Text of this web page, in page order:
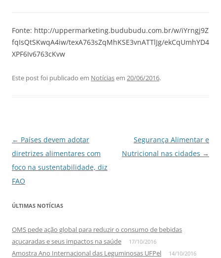
Fonte: http://uppermarketing.budubudu.com.br/w/iYrngj9Z
fqIsQtSKwqA4iw/texA763sZqMhKSE3vnATTlJg/ekCqUmhYD4
XPF6Iv6763cKvw
Este post foi publicado em Notíciasem 20/06/2016.
Navegação
de
posts
← Países devem adotar
diretrizes alimentares com
foco na sustentabilidade, diz
FAO
Segurança Alimentar e
Nutricional nas cidades →
ÚLTIMAS NOTÍCIAS
OMS pede ação global para reduzir o consumo de bebidas
açucaradas e seus impactos na saúde
17/10/2016
Amostra Ano Internacional das Leguminosas UFPel 14/10/2016